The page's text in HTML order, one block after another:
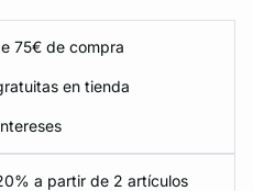
75€ de compra
en tienda
a partir de 2 artículos